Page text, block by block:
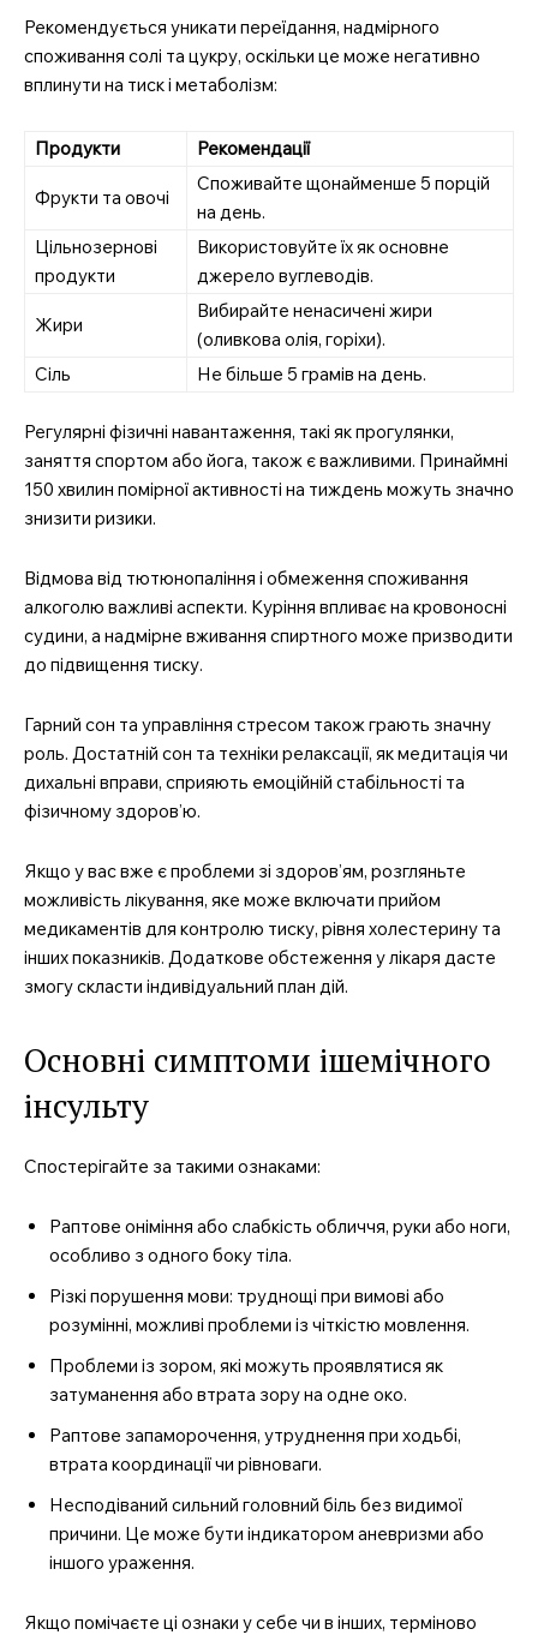
професійний медичний
портал
SUBSCRIBE NOW
Company
Контакти
Мій акаунт
Рекомендується уникати переїдання, надмірного
споживання солі та цукру, оскільки це може негативно
вплинути на тиск і метаболізм:
Продукти Рекомендації
Фрукти та овочі
Споживайте щонайменше 5 порцій
на день.
Цільнозернові
продукти
Використовуйте їх як основне
джерело вуглеводів.
Жири
Вибирайте ненасичені жири
(оливкова олія, горіхи).
Сіль
Не більше 5 грамів на день.
Регулярні фізичні навантаження, такі як прогулянки,
заняття спортом або йога, також є важливими. Принаймні
150 хвилин помірної активності на тиждень можуть значно
знизити ризики.
Відмова від тютюнопаління і обмеження споживання
алкоголю важливі аспекти. Куріння впливає на кровоносні
судини, а надмірне вживання спиртного може призводити
до підвищення тиску.
Гарний сон та управління стресом також грають значну
роль. Достатній сон та техніки релаксації, як медитація чи
дихальні вправи, сприяють емоційній стабільності та
фізичному здоров’ю.
Якщо у вас вже є проблеми зі здоров’ям, розгляньте
можливість лікування, яке може включати прийом
медикаментів для контролю тиску, рівня холестерину та
інших показників. Додаткове обстеження у лікаря дасте
змогу скласти індивідуальний план дій.
Основні симптоми ішемічного
інсульту
Спостерігайте за такими ознаками:
Раптове оніміння або слабкість обличчя, руки або ноги,
особливо з одного боку тіла.
Різкі порушення мови: труднощі при вимові або
розумінні, можливі проблеми із чіткістю мовлення.
Проблеми із зором, які можуть проявлятися як
затуманення або втрата зору на одне око.
Раптове запаморочення, утруднення при ходьбі,
втрата координації чи рівноваги.
Несподіваний сильний головний біль без видимої
причини. Це може бути індикатором аневризми або
іншого ураження.
Якщо помічаєте ці ознаки у себе чи в інших, терміново